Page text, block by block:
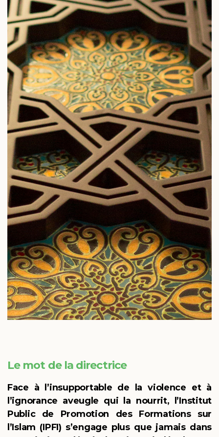
Le mot de la directrice
Face à l’insupportable de la violence et à
l’ignorance aveugle qui la nourrit, l’Institut
Public de Promotion des Formations sur
l’Islam (IPFI) s’engage plus que jamais dans